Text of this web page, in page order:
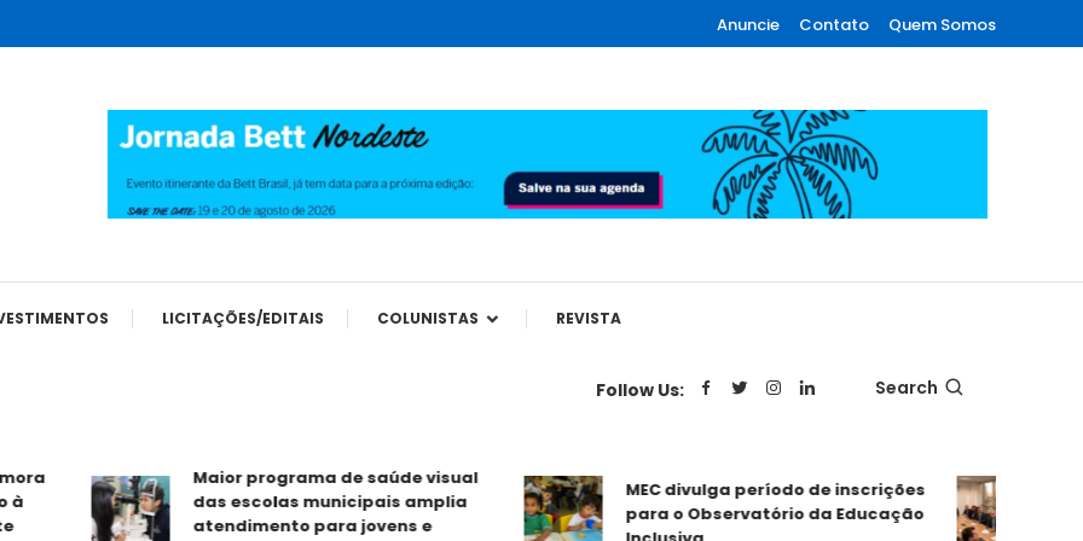
Anuncie Contato Quem Somos
LICITAÇÕES/EDITAIS COLUNISTAS REVISTA
Follow Us: Search
Maior programa de saúde visual
das escolas municipais amplia
atendimento para jovens e
MEC divulga período de inscrições
para o Observatório da Educação